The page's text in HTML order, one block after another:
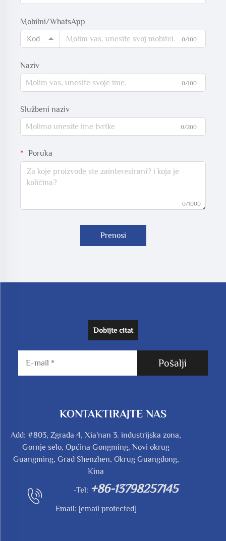
Mobilni/WhatsApp
Kod
0/100
Naziv
0/100
Službeni naziv
0/200
Poruka
0/1000
Prenosi
Dobijte citat
Pošalji
KONTAKTIRAJTE NAS
Add: #803, Zgrada 4, Xia'nan 3. industrijska zona,
Gornje selo, Općina Gongming, Novi okrug
Guangming, Grad Shenzhen, Okrug Guangdong,
Kina
-Tel: +86-13798257145
Email: [email protected]